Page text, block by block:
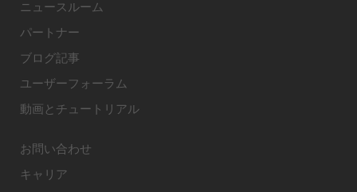
ニュースルーム
パートナー
ブログ記事
ユーザーフォーラム
動画とチュートリアル
お問い合わせ
キャリア